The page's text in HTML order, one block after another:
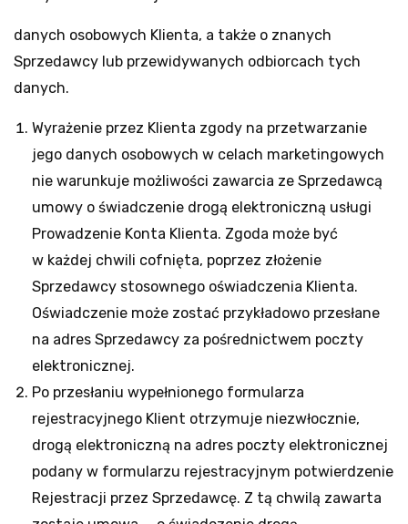
danych osobowych Klienta, a także o znanych
Sprzedawcy lub przewidywanych odbiorcach tych
danych.
Wyrażenie przez Klienta zgody na przetwarzanie
jego danych osobowych w celach marketingowych
nie warunkuje możliwości zawarcia ze Sprzedawcą
umowy o świadczenie drogą elektroniczną usługi
Prowadzenie Konta Klienta. Zgoda może być
w każdej chwili cofnięta, poprzez złożenie
Sprzedawcy stosownego oświadczenia Klienta.
Oświadczenie może zostać przykładowo przesłane
na adres Sprzedawcy za pośrednictwem poczty
elektronicznej.
Po przesłaniu wypełnionego formularza
rejestracyjnego Klient otrzymuje niezwłocznie,
drogą elektroniczną na adres poczty elektronicznej
podany w formularzu rejestracyjnym potwierdzenie
Rejestracji przez Sprzedawcę. Z tą chwilą zawarta